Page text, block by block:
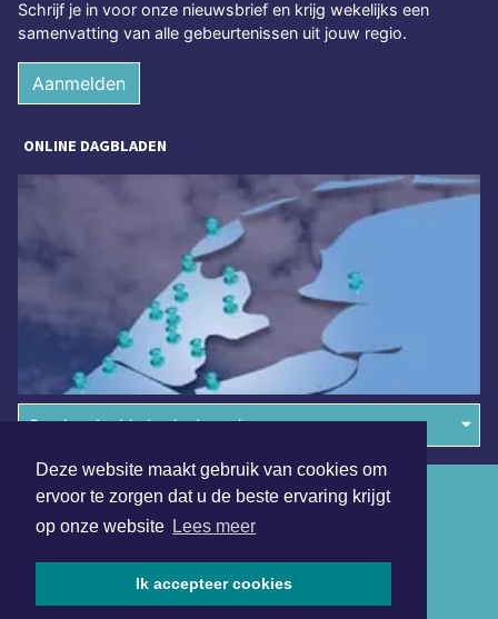
Deze website maakt gebruik van cookies om
ervoor te zorgen dat u de beste ervaring krijgt
op onze website Lees meer
Ik accepteer cookies
Schrijf je in voor onze nieuwsbrief en krijg wekelijks een
samenvatting van alle gebeurtenissen uit jouw regio.
Aanmelden
ONLINE DAGBLADEN
Overige dagbladen in de regio
Algemene voorwaarden
Disclaimer